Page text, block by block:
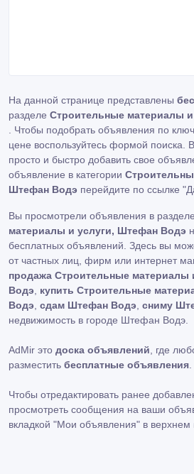
На данной странице представлены
разделе Строительные материалы и
. Чтобы подобрать объявления по
цене воспользуйтесь формой поиска.
просто и быстро добавить свое
объявление в категории
Штефан Водэ перейдите по ссылке
Вы просмотрели объявления в разделе
материалы и услуги, Штефан Водэ
бесплатных объявлений. Здесь вы
от частных лиц, фирм или интернет
продажа Строительные материалы
Водэ
купить Строительные
Водэ сдам Штефан Водэ сниму
недвижимость в городе Штефан Водэ.
AdMir это доска объявлений , где
разместить бесплатные объявления
Чтобы отредактировать ранее
просмотреть сообщения на ваши
вкладкой "Мои объявления" в верхнем